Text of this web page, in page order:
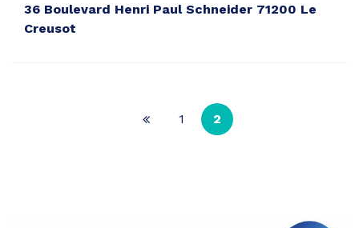
36 Boulevard Henri Paul Schneider 71200 Le
Creusot
Page
1 2